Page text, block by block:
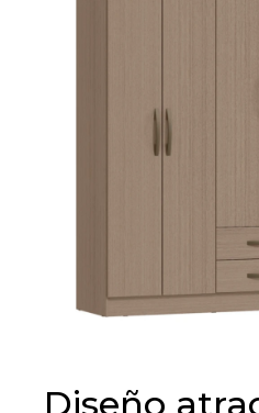
Diseño